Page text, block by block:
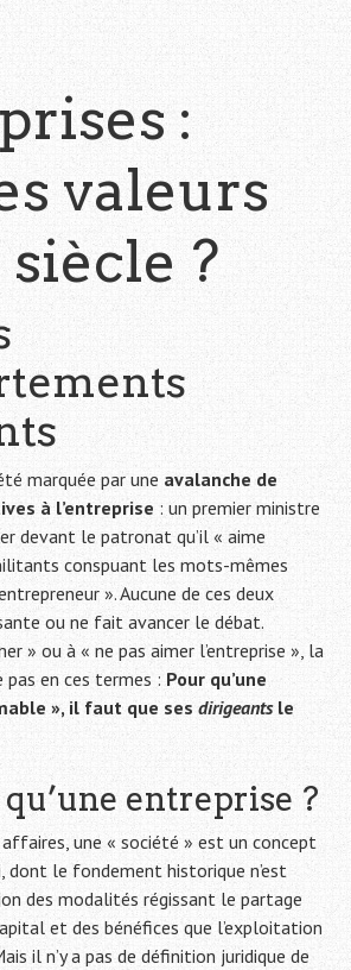
:
valeurs
siècle ?
marquée par une avalanche de
à l’entreprise : un premier ministre
devant le patronat qu’il « aime
conspuant les mots-mêmes
». Aucune de ces deux
ou ne fait avancer le débat.
» ou à « ne pas aimer l’entreprise », la
pas en ces termes : Pour qu’une
», il faut que sesdirigeantsle
qu’une entreprise ?
une « société » est un concept
dont le fondement historique n’est
des modalités régissant le partage
et des bénéfices que l’exploitation
il n’y a pas de définition juridique de